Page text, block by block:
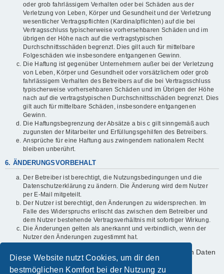
Diese Website nutzt Cookies, um dir den
bestmöglichen Komfort bei der Nutzung zu
oder grob fahrlässigem Verhalten oder bei Schäden aus der
Verletzung von Leben, Körper und Gesundheit und der Verletzung
wesentlicher Vertragspflichten (Kardinalpflichten) auf die bei
Vertragsschluss typischerweise vorhersehbaren Schäden und im
übrigen der Höhe nach auf die vertragstypischen
Durchschnittsschäden begrenzt. Dies gilt auch für mittelbare
Folgeschäden wie insbesondere entgangenen Gewinn.
Die Haftung ist gegenüber Unternehmern außer bei der Verletzung
von Leben, Körper und Gesundheit oder vorsätzlichem oder grob
fahrlässigem Verhalten des Betreibers auf die bei Vertragsschluss
typischerweise vorhersehbaren Schäden und im Übrigen der Höhe
nach auf die vertragstypischen Durchschnittsschäden begrenzt. Dies
gilt auch für mittelbare Schäden, insbesondere entgangenen
Gewinn.
Die Haftungsbegrenzung der Absätze a bis c gilt sinngemäß auch
zugunsten der Mitarbeiter und Erfüllungsgehilfen des Betreibers.
Ansprüche für eine Haftung aus zwingendem nationalem Recht
bleiben unberührt.
6. ÄNDERUNGSVORBEHALT
Der Betreiber ist berechtigt, die Nutzungsbedingungen und die
Datenschutzerklärung zu ändern. Die Änderung wird dem Nutzer
per E-Mail mitgeteilt.
Der Nutzer ist berechtigt, den Änderungen zu widersprechen. Im
Falle des Widerspruchs erlischt das zwischen dem Betreiber und
dem Nutzer bestehende Vertragsverhältnis mit sofortiger Wirkung.
Die Änderungen gelten als anerkannt und verbindlich, wenn der
Nutzer den Änderungen zugestimmt hat.
Informationen über den Umgang mit deinen persönlichen Daten
sind in der Datenschutzerklärung enthalten.